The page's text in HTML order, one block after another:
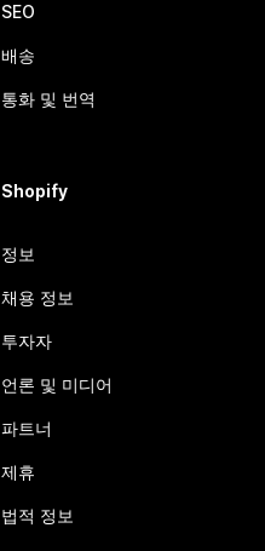
SEO
배송
통화 및 번역
Shopify
정보
채용 정보
투자자
언론 및 미디어
파트너
제휴
법적 정보